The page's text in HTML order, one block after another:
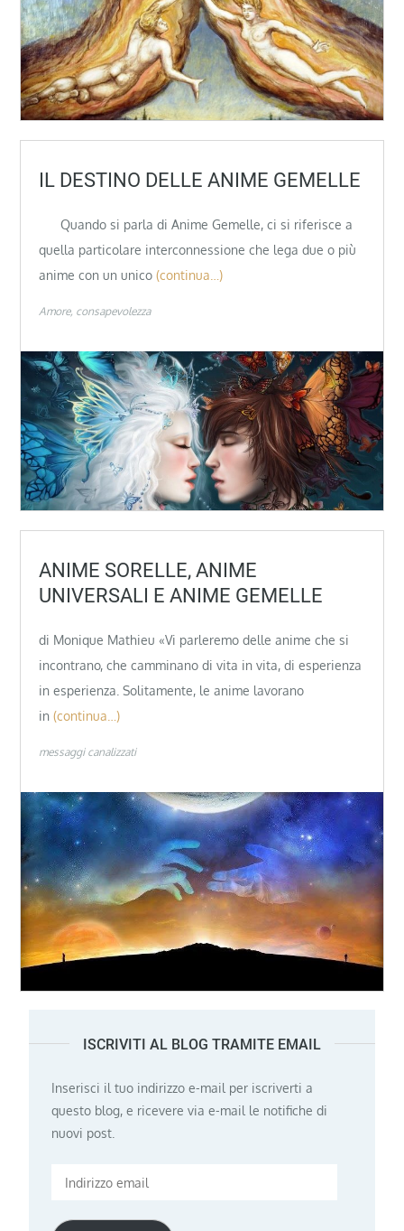
IL DESTINO DELLE ANIME GEMELLE
Quando si parla di Anime Gemelle, ci si riferisce a
quella particolare interconnessione che lega due o più
anime con un unico (continua…)
Amore consapevolezza
ANIME SORELLE, ANIME
UNIVERSALI E ANIME GEMELLE
di Monique Mathieu «Vi parleremo delle anime che si
incontrano, che camminano di vita in vita, di esperienza
in esperienza. Solitamente, le anime lavorano
in (continua…)
messaggi canalizzati
ISCRIVITI AL BLOG TRAMITE EMAIL
Inserisci il tuo indirizzo e-mail per iscriverti a
questo blog, e ricevere via e-mail le notifiche di
nuovi post.
Indirizzo